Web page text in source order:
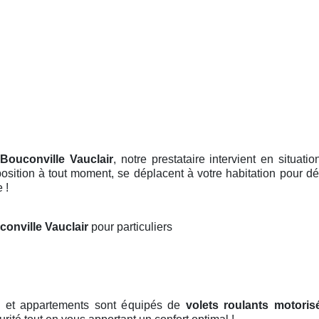
Vauclair, notre prestataire intervient en
à tout moment, se déplacent à votre habitation pour
!
Vauclair pour particuliers
appartements sont équipés de volets roulants